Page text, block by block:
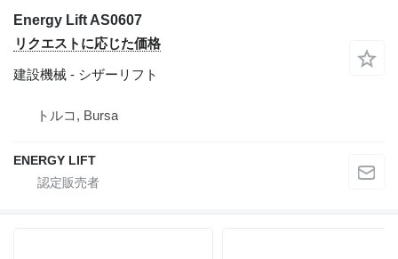
Energy Lift AS0607
リクエストに応じた価格
建設機械 - シザーリフト
トルコ, Bursa
ENERGY LIFT